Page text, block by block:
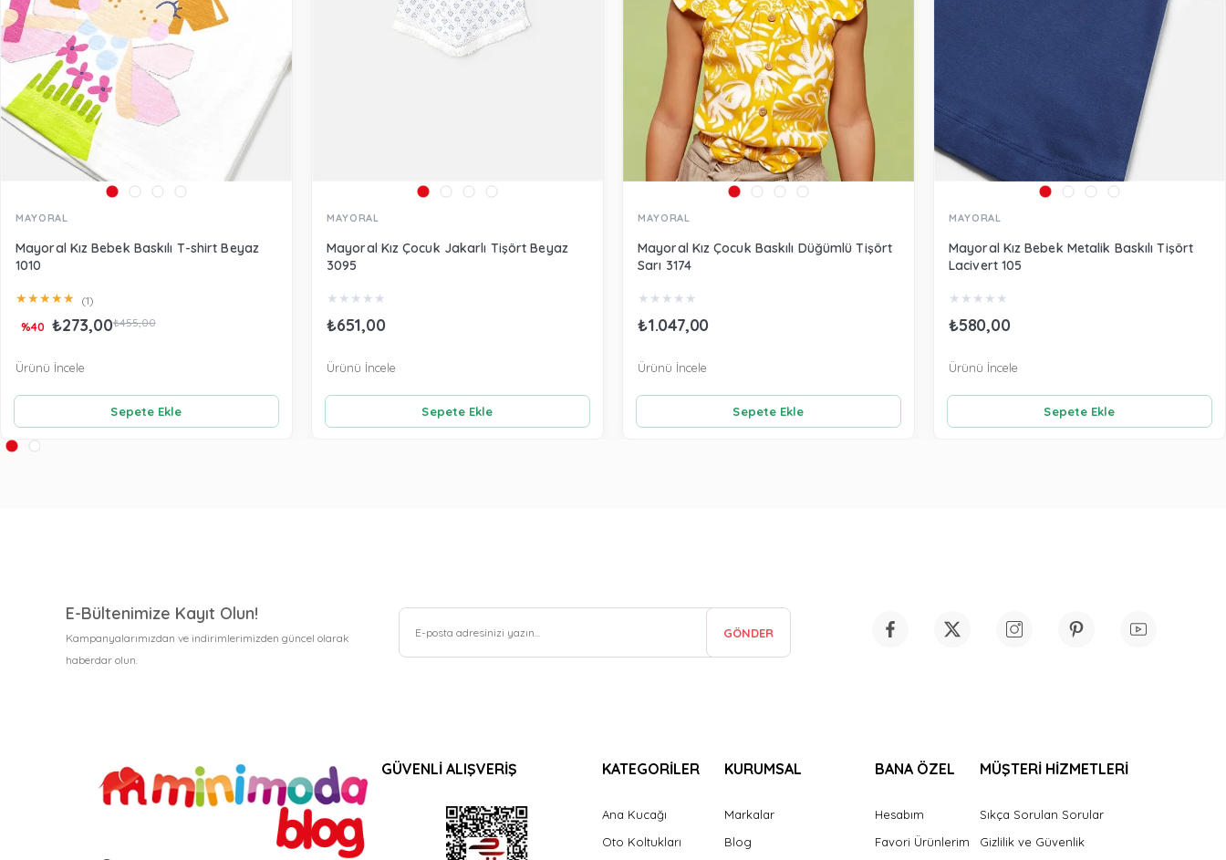
MAYORAL
Mayoral Kız Bebek Baskılı T-shirt Beyaz
1010
★★★★★ (1)
₺273,00₺455,00
%40
Sepete Ekle
Ürünü İncele
MAYORAL
Mayoral Kız Çocuk Jakarlı Tişört Beyaz
3095
★ ★ ★ ★ ★
₺651,00
Sepete Ekle
Ürünü İncele
MAYORAL
Mayoral Kız Çocuk Baskılı Düğümlü Tişört
Sarı 3174
★ ★ ★ ★ ★
₺1.047,00
Sepete Ekle
Ürünü İncele
MAYORAL
Mayoral Kız Bebek Metalik Baskılı Tişört
Lacivert 105
★ ★ ★ ★ ★
₺580,00
Sepete Ekle
Ürünü İncele
E-Bültenimize Kayıt Olun!
Kampanyalarımızdan ve indirimlerimizden güncel olarak
haberdar olun.
GÖNDER
GÜVENLİ ALIŞVERİŞ KATEGORİLER
Ana Kucağı
Oto Koltukları
KURUMSAL
Markalar
Blog
BANA ÖZEL
Hesabım
Favori Ürünlerim
MÜŞTERİ HİZMETLERİ
Sıkça Sorulan Sorular
Gizlilik ve Güvenlik